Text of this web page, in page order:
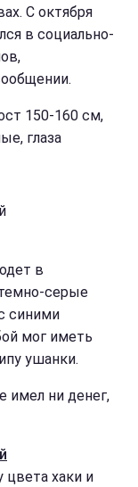
С октября
в социально-
150-160 см,
глаза
в
серые
синими
мог иметь
ушанки.
имел ни денег,
цвета хаки и